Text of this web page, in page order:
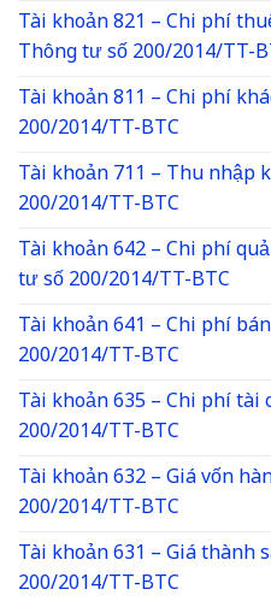
Tài khoản 821 – Chi phí
Thông tư số 200/2014/TT-
Tài khoản 811 – Chi phí
200/2014/TT-BTC
Tài khoản 711 – Thu nhập
200/2014/TT-BTC
Tài khoản 642 – Chi phí
tư số 200/2014/TT-BTC
Tài khoản 641 – Chi phí
200/2014/TT-BTC
Tài khoản 635 – Chi phí
200/2014/TT-BTC
Tài khoản 632 – Giá vốn
200/2014/TT-BTC
Tài khoản 631 – Giá thành
200/2014/TT-BTC